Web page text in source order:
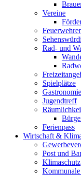
Vereine
Rad- und
Spielplätze
Jugendtreff
Ferienpass
Wirtschaft &
Post und
Klimaschutz